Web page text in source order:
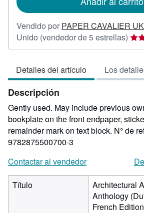
Vendido por PAPER CAVALIER UK
Unido (vendedor de 5 estrellas)
del
5
de
Detalles del artículo Los
Descripción
Gently used. May include previous
bookplate on the front endpaper,
remainder mark on text block. N° de
9782875500700-3
Contactar al vendedor
Título
Architectural
Anthology
French